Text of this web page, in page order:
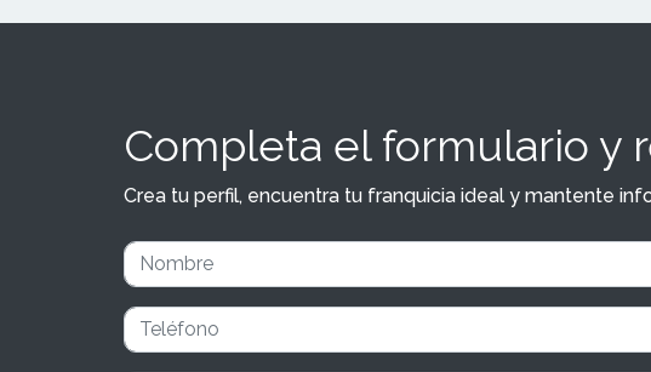
Completa el formulario y
Crea tu perfil, encuentra tu franquicia ideal y mantente